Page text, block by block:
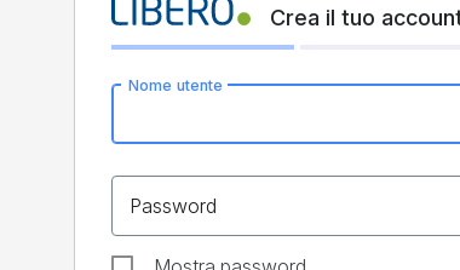
Crea il tuo
Nome utente
Password